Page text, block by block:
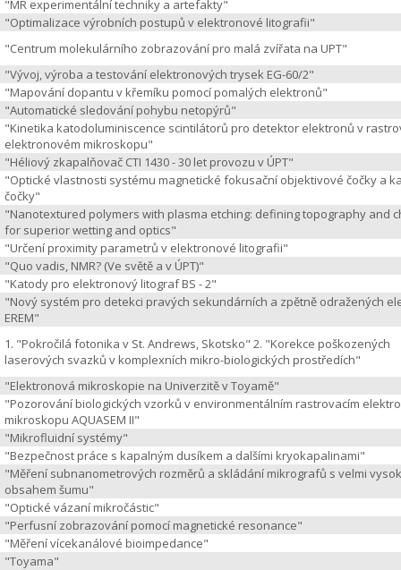
"MR experimentální techniky a artefakty"
"Optimalizace výrobních postupů v elektronové litografii"
"Centrum molekulárního zobrazování pro malá zvířata na UPT"
"Vývoj, výroba a testování elektronových trysek EG-60/2"
"Mapování dopantu v křemíku pomocí pomalých elektronů"
"Automatické sledování pohybu netopýrů"
"Kinetika katodoluminiscence scintilátorů pro detektor elektronů v
elektronovém mikroskopu"
"Héliový zkapalňovač CTI 1430 - 30 let provozu v ÚPT"
"Optické vlastnosti systému magnetické fokusační objektivové čočky a
čočky"
"Nanotextured polymers with plasma etching: defining topography and
for superior wetting and optics"
"Určení proximity parametrů v elektronové litografii"
"Quo vadis, NMR? (Ve světě a v ÚPT)"
"Katody pro elektronový litograf BS - 2"
"Nový systém pro detekci pravých sekundárních a zpětně odražených
EREM"
1. "Pokročilá fotonika v St. Andrews, Skotsko" 2. "Korekce poškozených
laserových svazků v komplexních mikro-biologických prostředích"
"Elektronová mikroskopie na Univerzitě v Toyamě"
"Pozorování biologických vzorků v environmentálním rastrovacím
mikroskopu AQUASEM II"
"Mikrofluidní systémy"
"Bezpečnost práce s kapalným dusíkem a dalšími kryokapalinami"
"Měření subnanometrových rozměrů a skládání mikrografů s velmi
obsahem šumu"
"Optické vázaní mikročástic"
"Perfusní zobrazování pomocí magnetické resonance"
"Měření vícekanálové bioimpedance"
"Toyama"